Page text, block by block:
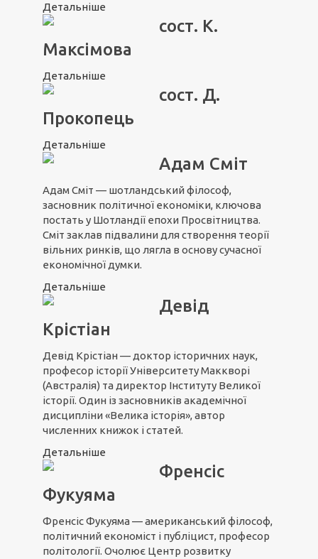
Детальніше
сост. К.
Максімова
Детальніше
сост. Д.
Прокопець
Детальніше
Адам Сміт
Адам Сміт — шотландський філософ,
засновник політичної економіки, ключова
постать у Шотландії епохи Просвітництва.
Сміт заклав підвалини для створення теорії
вільних ринків, що лягла в основу сучасної
економічної думки.
Детальніше
Девід
Крістіан
Девід Крістіан — доктор історичних наук,
професор історії Університету Маккворі
(Австралія) та директор Інституту Великої
історії. Один із засновників академічної
дисципліни «Велика історія», автор
численних книжок і статей.
Детальніше
Френсіс
Фукуяма
Френсіс Фукуяма — американський філософ,
політичний економіст і публіцист, професор
політології. Очолює Центр розвитку